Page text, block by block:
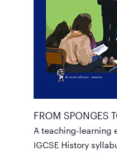
FROM SPONGES
A teaching-learning
IGCSE History